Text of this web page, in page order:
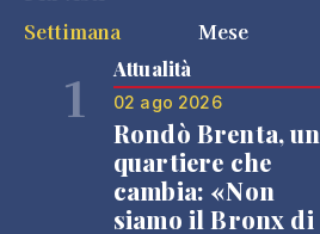
Settimana
Mese
1 Attualità
02 ago 2026
Rondò Brenta, un
quartiere che
cambia: «Non
siamo il Bronx di